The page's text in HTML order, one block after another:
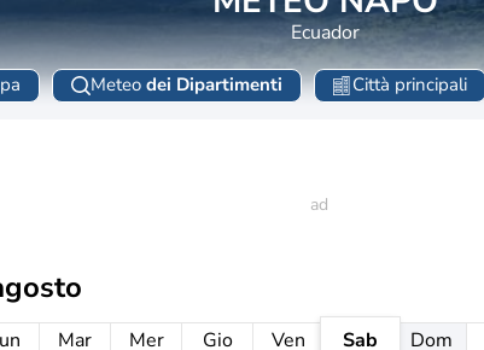
Ecuador
Meteo dei Dipartimenti Città principali
Mar
Mer
Gio
Ven
Sab
Dom